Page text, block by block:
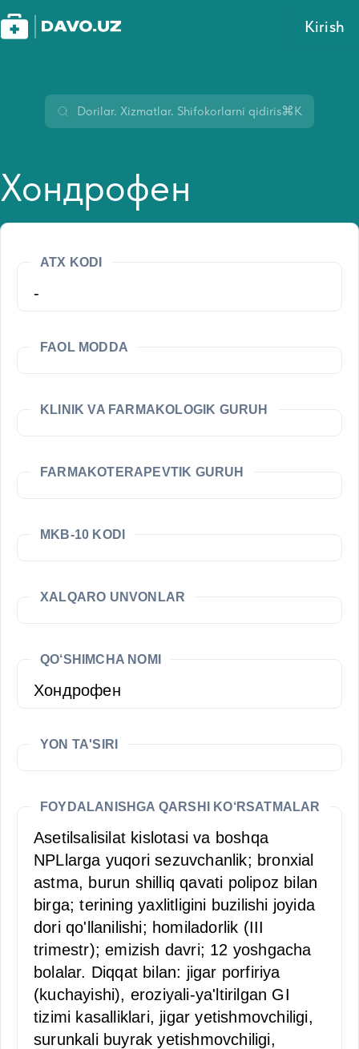
Kirish
⌘K
Хондрофен
ATX KODI
-
FAOL MODDA
KLINIK VA FARMAKOLOGIK GURUH
FARMAKOTERAPEVTIK GURUH
MKB-10 KODI
XALQARO UNVONLAR
QO‘SHIMCHA NOMI
Хондрофен
YON TA'SIRI
FOYDALANISHGA QARSHI KO‘RSATMALAR
Asetilsalisilat kislotasi va boshqa
NPLlarga yuqori sezuvchanlik; bronxial
astma, burun shilliq qavati polipoz bilan
birga; terining yaxlitligini buzilishi joyida
dori qo'llanilishi; homiladorlik (III
trimestr); emizish davri; 12 yoshgacha
bolalar. Diqqat bilan: jigar porfiriya
(kuchayishi), eroziyali-ya'ltirilgan GI
tizimi kasalliklari, jigar yetishmovchiligi,
surunkali buyrak yetishmovchiligi,